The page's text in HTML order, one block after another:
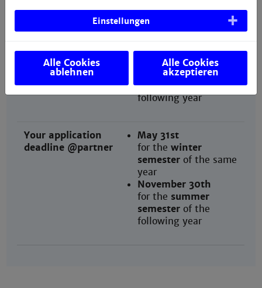
Our nomination
deadline @partner
May 1st
for the
year
November 1st
for thesummer
semesterof the
following year
Your application
deadline @partner
May 31st
for thewinter
semesterof the same
year
November 30th
for the summer
semesterof the
following year
Einstellungen
Alle Cookies
ablehnen
Alle Cookies
akzeptieren